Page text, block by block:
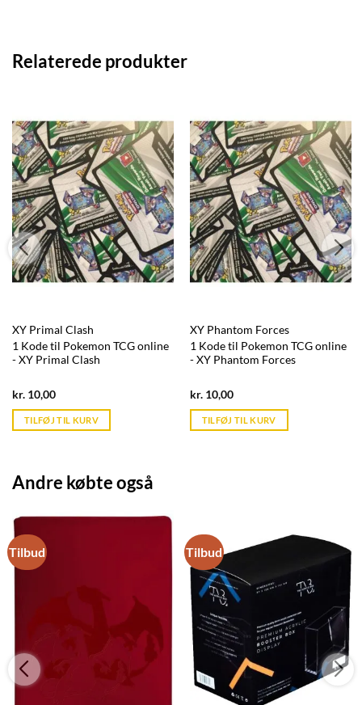
Relaterede produkter
XY Primal Clash
1 Kode til Pokemon TCG online
- XY Primal Clash
kr. 10,00Current
is:
kr. 39,95.
TILFØJ TIL KURV
XY Phantom Forces
1 Kode til Pokemon TCG online
- XY Phantom Forces
kr.10,00Current
is:
kr. 39,95.
TILFØJ TIL KURV
Andre købte også
Tilbud Tilbud